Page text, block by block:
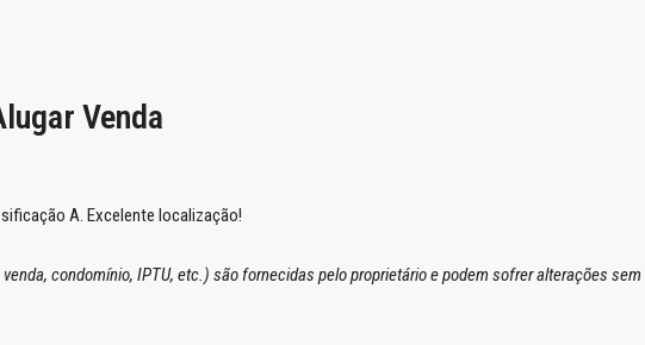
Venda
A. Excelente localização!
condomínio, IPTU, etc.) são fornecidas pelo proprietário e podem sofrer alterações